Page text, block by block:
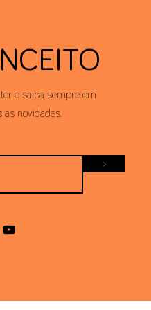
e saiba sempre em
novidades.
>